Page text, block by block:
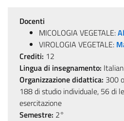
Docenti
MICOLOGIA VEGETALE:
VIROLOGIA VEGETALE:
Crediti: 12
Lingua di insegnamento:
Organizzazione didattica: 300
188 di studio individuale, 56 di
esercitazione
Semestre: 2°